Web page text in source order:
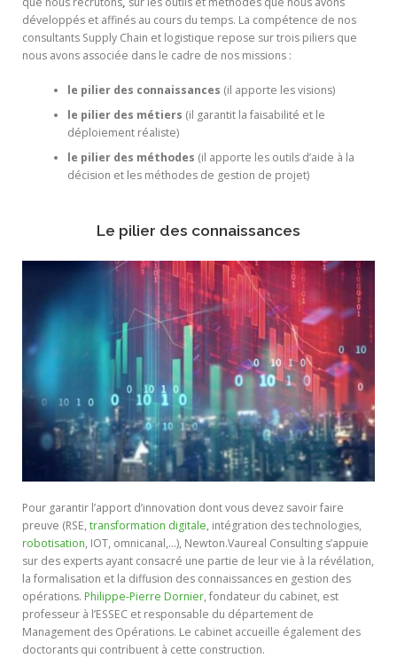
développés et affinés au cours du temps. La compétence de nos
consultants Supply Chain et logistique repose sur trois piliers que
nous avons associée dans le cadre de nos missions :
le pilier des connaissances (il apporte les visions)
le pilier des métiers (il garantit la faisabilité et le
déploiement réaliste)
le pilier des méthodes (il apporte les outils d’aide à la
décision et les méthodes de gestion de projet)
Le pilier des connaissances
Pour garantir l’apport d’innovation dont vous devez savoir faire
preuve (RSE, transformation digitale, intégration des technologies,
robotisation, IOT, omnicanal,…), Newton.Vaureal Consulting s’appuie
sur des experts ayant consacré une partie de leur vie à la révélation,
la formalisation et la diffusion des connaissances en gestion des
opérations. Philippe-Pierre Dornier, fondateur du cabinet, est
professeur à l’ESSEC et responsable du département de
Management des Opérations. Le cabinet accueille également des
doctorants qui contribuent à cette construction.